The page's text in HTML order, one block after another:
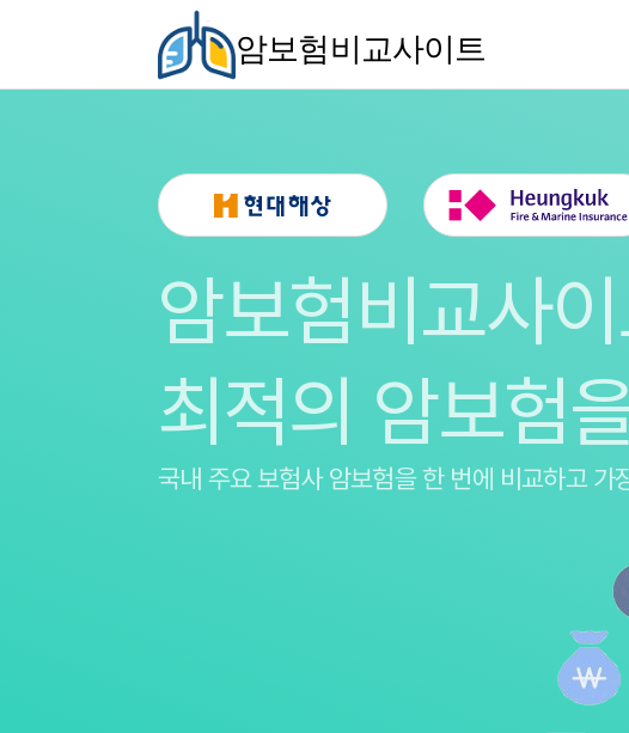
암보험비교사이트
암보험비교사
최적의 암보험
국내 주요 보험사 암보험을한 번에 비교하고 가